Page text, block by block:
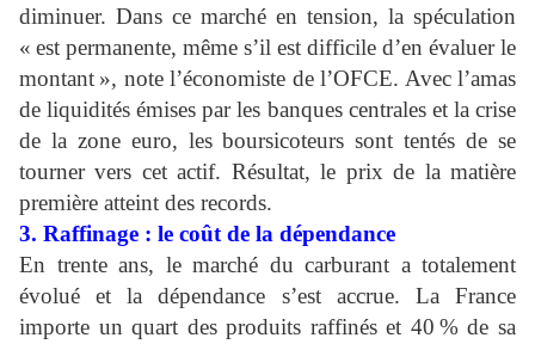
diminuer. Dans ce marché en tension, la spéculation
« est permanente, même s’il est difficile d’en évaluer le
montant », note l’économiste de l’OFCE. Avec l’amas
de liquidités émises par les banques centrales et la crise
de la zone euro, les boursicoteurs sont tentés de se
tourner vers cet actif. Résultat, le prix de la matière
première atteint des records.
3. Raffinage : le coût de la dépendance
En trente ans, le marché du carburant a totalement
évolué et la dépendance s’est accrue. La France
importe un quart des produits raffinés et 40 % de sa